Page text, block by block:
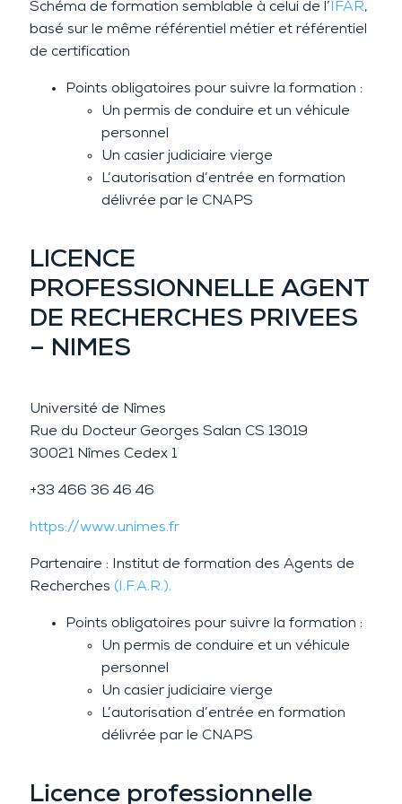
Schéma de formation semblable à celui de l’ IFAR,
basé sur le même référentiel métier et référentiel
de certification
Points obligatoires pour suivre la formation :
Un permis de conduire et un véhicule
personnel
Un casier judiciaire vierge
L’autorisation d’entrée en formation
délivrée par le CNAPS
LICENCE
PROFESSIONNELLE AGENT
DE RECHERCHES PRIVEES
– NIMES
Université de Nîmes
Rue du Docteur Georges Salan CS 13019
30021 Nîmes Cedex 1
+33 466 36 46 46
https://www.unimes.fr
Partenaire : Institut de formation des Agents de
Recherches (I.F.A.R.).
Points obligatoires pour suivre la formation :
Un permis de conduire et un véhicule
personnel
Un casier judiciaire vierge
L’autorisation d’entrée en formation
délivrée par le CNAPS
Licence professionnelle